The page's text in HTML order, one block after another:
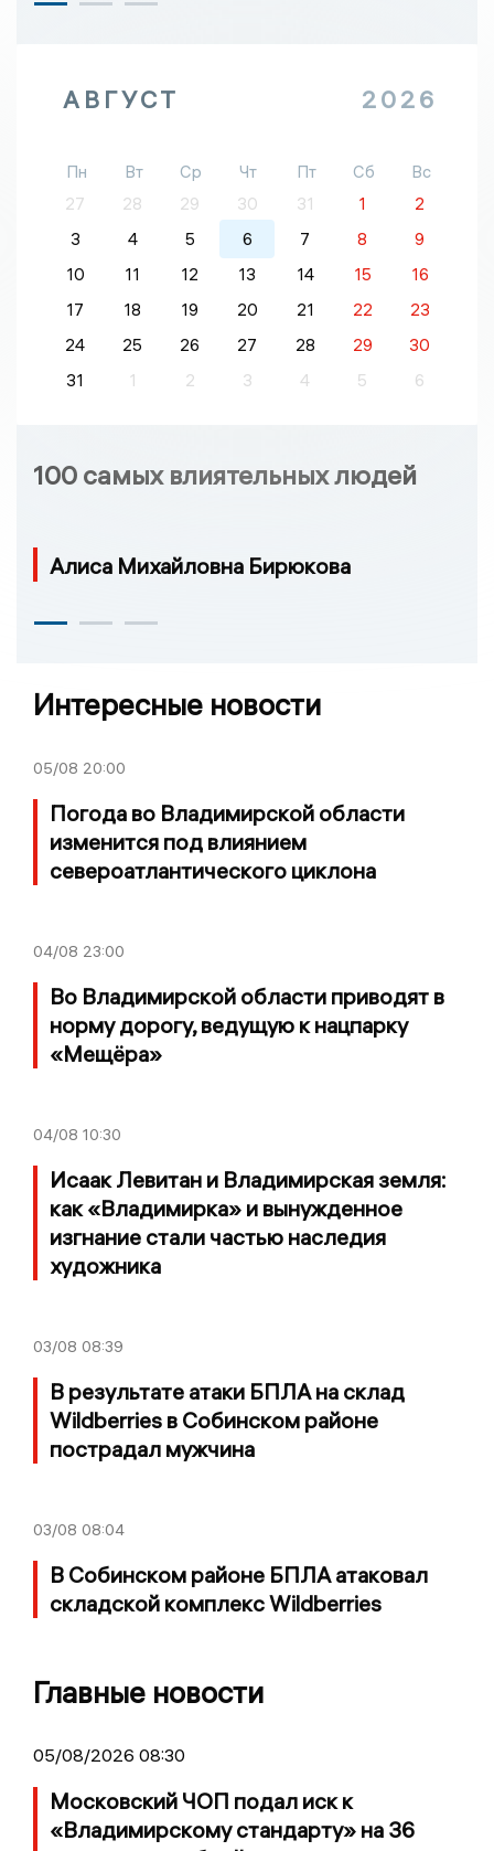
АВГУСТ 2026
Пн Вт Ср Чт Пт Сб
Вс
27
28 29 30 31 1
2
3
4 5 6 7 8
9
10
11 12 13 14 15
16
17
18 19 20 21 22
23
24
25 26 27 28 29
30
31
1 2 3 4 5 6
100 самых влиятельных людей
Алиса Михайловна Бирюкова
Интересные новости
05/08 20:00
Погода во Владимирской области
изменится под влиянием
североатлантического циклона
04/08 23:00
Во Владимирской области приводят в
норму дорогу, ведущую к нацпарку
«Мещёра»
04/08 10:30
Исаак Левитан и Владимирская земля:
как «Владимирка» и вынужденное
изгнание стали частью наследия
художника
03/08 08:39
В результате атаки БПЛА на склад
Wildberries в Собинском районе
пострадал мужчина
03/08 08:04
В Собинском районе БПЛА атаковал
складской комплекс Wildberries
Главные новости
05/08/2026 08:30
Московский ЧОП подал иск к
«Владимирскому стандарту» на 36